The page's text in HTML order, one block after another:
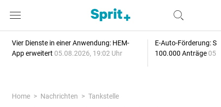
Vier Dienste in einer Anwendung: HEM-
App erweitert 05.08.2026, 19:02 Uhr
E-Auto-Förderung:
100.000 Anträge
Home Nachrichten
Tankstelle